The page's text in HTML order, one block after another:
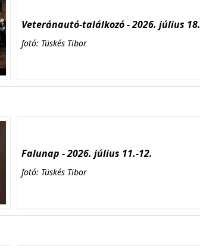
Veteránautó-találkozó - 2026. július 18.
fotó: Tüskés Tibor
Falunap - 2026. július 11.-12.
fotó: Tüskés Tibor